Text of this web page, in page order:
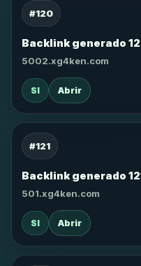
#120
Backlink generado
5002.xg4ken.com
SI Abrir
#121
Backlink generado
501.xg4ken.com
SI Abrir